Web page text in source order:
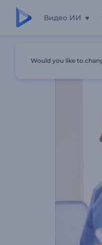
Видео ИИ
Would you like to